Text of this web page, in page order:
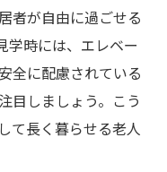
者が自由に過ごせる
学時には、エレベー
全に配慮されている
目しましょう。こう
て長く暮らせる老人